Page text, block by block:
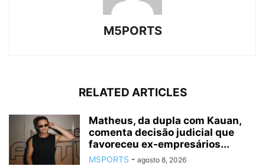
M5PORTS
RELATED ARTICLES
Matheus, da dupla com Kauan,
comenta decisão judicial que
favoreceu ex-empresários...
M5PORTS - agosto 8, 2026